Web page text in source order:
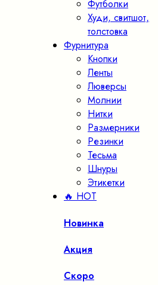
Футболки
Худи, свитшот,
толстовка
Фурнитура
Кнопки
Ленты
Люверсы
Молнии
Нитки
Размерники
Резинки
Тесьма
Шнуры
Этикетки
🔥 HOT
Новинка
Акция
Скоро